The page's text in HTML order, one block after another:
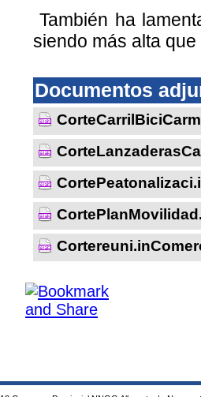
También ha
siendo más alta
Documentos